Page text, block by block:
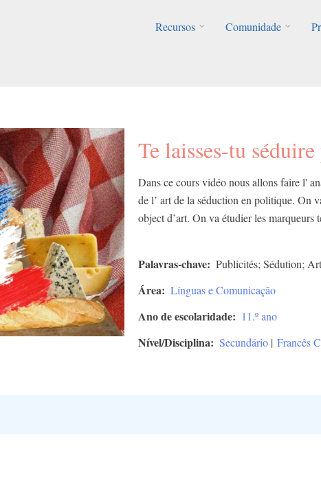
Recursos
Comunidade
Te laisses-tu
Dans ce cours vidéo nous allons faire l'
de l’ art de la séduction en politique.​ On
object d’art.​ On va étudier les marqueurs
Palavras-chave Publicités; Sédution;
Área Línguas e Comunicação
Ano de escolaridade 11.º ano
Nível/Disciplina Secundário | Francês